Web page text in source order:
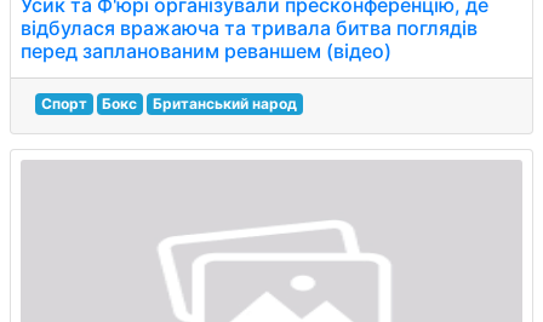
Усик та Ф'юрі організували пресконференцію, де
відбулася вражаюча та тривала битва поглядів
перед запланованим реваншем (відео)
Спорт Бокс Британський народ